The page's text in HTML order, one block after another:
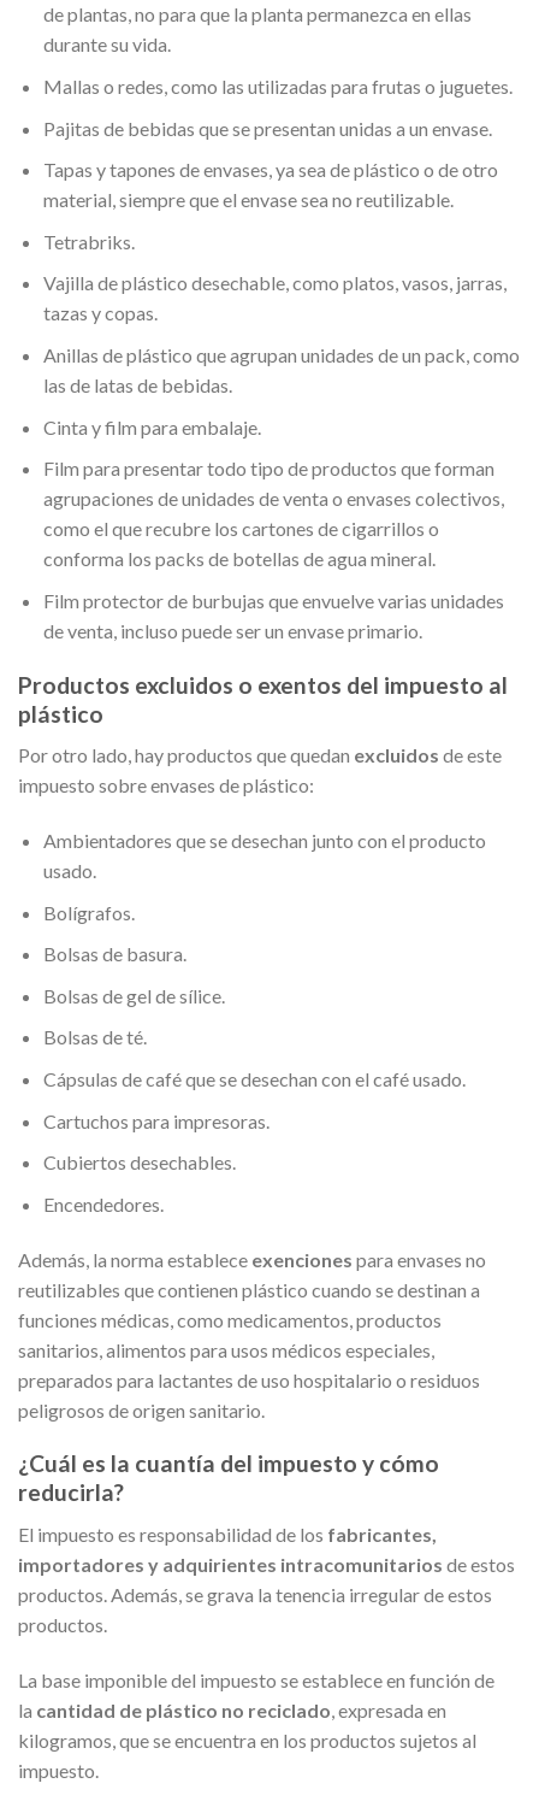
de plantas, no para que la planta permanezca en ellas
durante su vida.
Mallas o redes, como las utilizadas para frutas o juguetes.
Pajitas de bebidas que se presentan unidas a un envase.
Tapas y tapones de envases, ya sea de plástico o de otro
material, siempre que el envase sea no reutilizable.
Tetrabriks.
Vajilla de plástico desechable, como platos, vasos, jarras,
tazas y copas.
Anillas de plástico que agrupan unidades de un pack, como
las de latas de bebidas.
Cinta y film para embalaje.
Film para presentar todo tipo de productos que forman
agrupaciones de unidades de venta o envases colectivos,
como el que recubre los cartones de cigarrillos o
conforma los packs de botellas de agua mineral.
Film protector de burbujas que envuelve varias unidades
de venta, incluso puede ser un envase primario.
Productos excluidos o exentos del impuesto al
plástico
Por otro lado, hay productos que quedan excluidos de este
impuesto sobre envases de plástico:
Ambientadores que se desechan junto con el producto
usado.
Bolígrafos.
Bolsas de basura.
Bolsas de gel de sílice.
Bolsas de té.
Cápsulas de café que se desechan con el café usado.
Cartuchos para impresoras.
Cubiertos desechables.
Encendedores.
Además, la norma establece exenciones para envases no
reutilizables que contienen plástico cuando se destinan a
funciones médicas, como medicamentos, productos
sanitarios, alimentos para usos médicos especiales,
preparados para lactantes de uso hospitalario o residuos
peligrosos de origen sanitario.
¿Cuál es la cuantía del impuesto y cómo
reducirla?
El impuesto es responsabilidad de los fabricantes,
importadores y adquirientes intracomunitarios de estos
productos. Además, se grava la tenencia irregular de estos
productos.
La base imponible del impuesto se establece en función de
la cantidad de plástico no reciclado , expresada en
kilogramos, que se encuentra en los productos sujetos al
impuesto.